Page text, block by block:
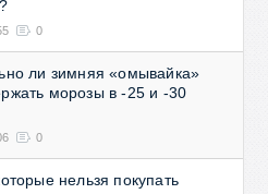
0
ли зимняя «омывайка»
морозы в -25 и -30
0
нельзя покупать